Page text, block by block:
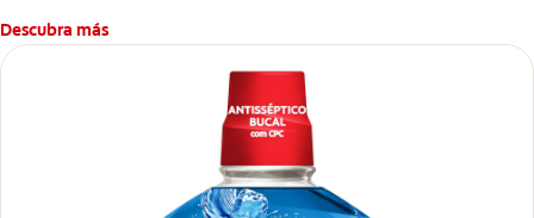
usa para ayudar a remover manchas superficiales? También
encontrarás cómo incluirla en tu rutina, en casa o de viaje, con
tips de cepillado para una sonrisa sana.
Descubra más